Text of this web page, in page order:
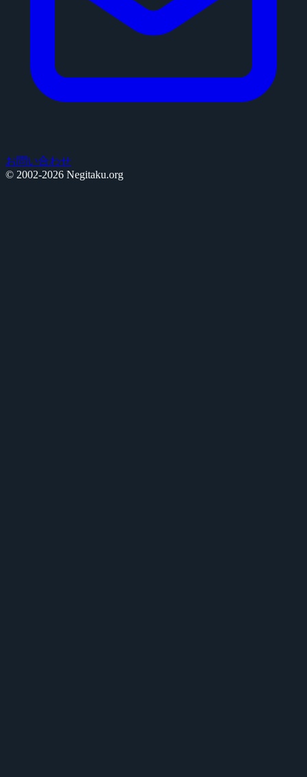
お問い合わせ
© 2002-2026 Negitaku.org